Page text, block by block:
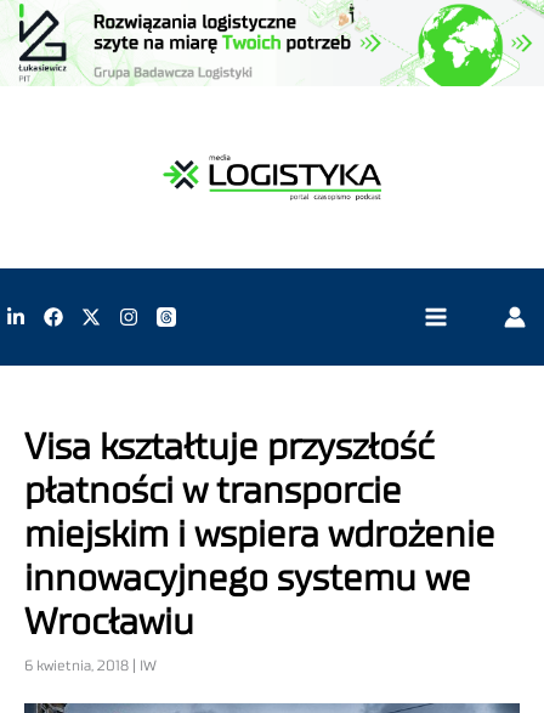
Visa kształtuje przyszłość
płatności w transporcie
miejskim i wspiera wdrożenie
innowacyjnego systemu we
Wrocławiu
6 kwietnia, 2018 | IW